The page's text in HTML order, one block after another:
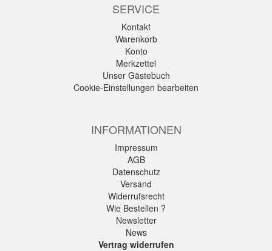
SERVICE
Kontakt
Warenkorb
Konto
Merkzettel
Unser Gästebuch
Cookie-Einstellungen bearbeiten
INFORMATIONEN
Impressum
AGB
Datenschutz
Versand
Widerrufsrecht
Wie Bestellen ?
Newsletter
News
Vertrag widerrufen